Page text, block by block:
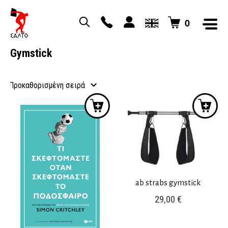
0
Gymstick
ab strabs gymstick
29,00 €